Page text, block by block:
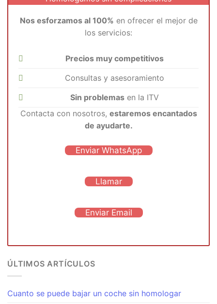
Nos esforzamos al 100% en ofrecer el mejor de
los servicios:
Precios muy competitivos
Consultas y asesoramiento
Sin problemas en la ITV
Contacta con nosotros, estaremos encantados
de ayudarte.
Enviar WhatsApp
Llamar
Enviar Email
ÚLTIMOS ARTÍCULOS
Cuanto se puede bajar un coche sin homologar